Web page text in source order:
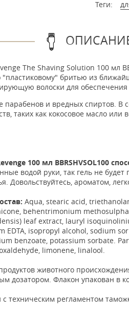
Теги:
The Shaving Solution 100 мл
бритью из
волоски для
парабенов и вредных спиртов. В
таких как кокосовое масло
100 мл BBRSHVSOL100
водой руки, так гель не
Довольствуйтесь, ароматом,
Aqua, stearic acid,
behentrimonium
leaf extract, lauryl
isopropyl alcohol, sodium
benzoate, potassium sorbate.
limonene, linalool.
животного
дозатором. Флакон упакован в
с техническим регламентом